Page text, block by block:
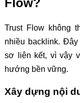
Flow?
Trust Flow không
nhiều backlink.
sơ liên kết, vì vậy
hướng bền vững.
Xây dựng nội